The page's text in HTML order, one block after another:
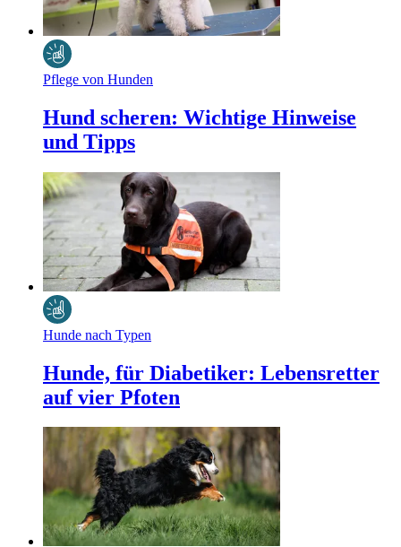
Pflege von Hunden
Hund scheren: Wichtige Hinweise
und Tipps
Hunde nach Typen
Hunde, für Diabetiker: Lebensretter
auf vier Pfoten